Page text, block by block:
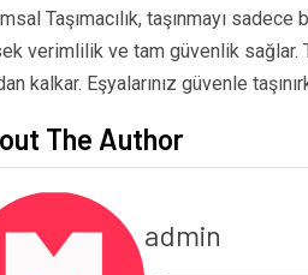
Taşımacılık, taşınmayı
verimlilik ve tam güvenlik sağlar.
kalkar. Eşyalarınız güvenle
The Author
admin